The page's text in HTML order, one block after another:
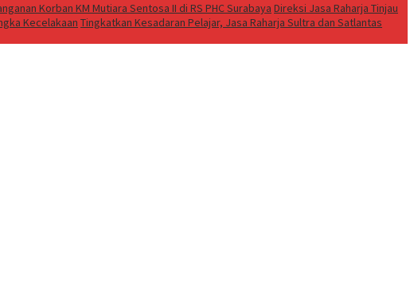
Korban KM Mutiara Sentosa II di RS PHC Surabaya Direksi Jasa Raharja Tinjau
Kecelakaan Tingkatkan Kesadaran Pelajar, Jasa Raharja Sultra dan Satlantas